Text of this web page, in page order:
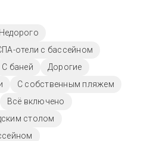
Недорого
отели с бассейном
С баней
Дорогие
С собственным пляжем
Всё включено
столом